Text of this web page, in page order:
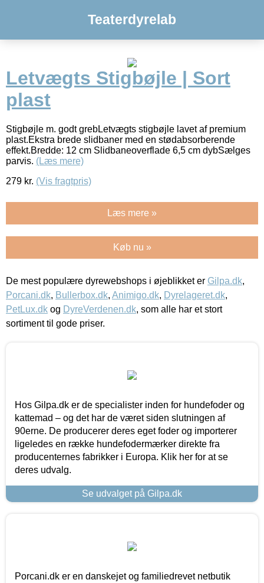
Teaterdyrelab
Letvægts Stigbøjle | Sort
plast
Stigbøjle m. godt grebLetvægts stigbøjle lavet af premium
plast.Ekstra brede slidbaner med en stødabsorberende
effekt.Bredde: 12 cm Slidbaneoverflade 6,5 cm dybSælges
parvis. (Læs mere)
279 kr. (Vis fragtpris)
Læs mere »
Køb nu »
De mest populære dyrewebshops i øjeblikket er Gilpa.dk,
Porcani.dk, Bullerbox.dk, Animigo.dk, Dyrelageret.dk,
PetLux.dk og DyreVerdenen.dk, som alle har et stort
sortiment til gode priser.
Hos Gilpa.dk er de specialister inden for hundefoder og
kattemad – og det har de været siden slutningen af
90erne. De producerer deres eget foder og importerer
ligeledes en række hundefodermærker direkte fra
producenternes fabrikker i Europa. Klik her for at se
deres udvalg.
Se udvalget på Gilpa.dk
Porcani.dk er en danskejet og familiedrevet netbutik